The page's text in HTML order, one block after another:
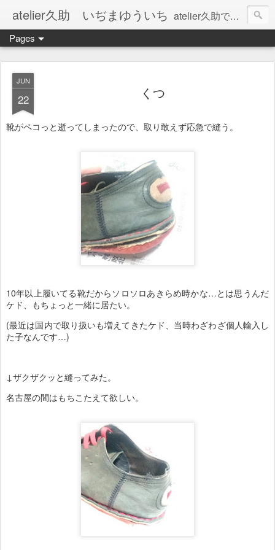
atelier久助 いぢまゆういち atelier久助では土と火から暖かなモノたちを生み出しています。 ご覧になられた方が和んで頂ければ幸いです。
Pages
JUN
22 くつ
靴がペコっと逝ってしまったので、取り敢えず応急で縫う。
10年以上履いてる靴だからソロソロあきらめ時かな…とは思うんだ
ケド、もちょっと一緒に居たい。
(最近は国内で取り扱いも増えてきたケド、当時わざわざ個人輸入し
た子なんです…)
↓ザクザクッと縫ってみた。
名古屋の間はもちこたえて欲しい。